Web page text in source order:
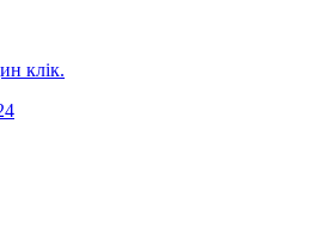
клік.